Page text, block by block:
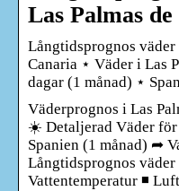
Las Palmas
Långtidsprognos väder
Canaria ⋆ Väder i Las
dagar (1 månad) ⋆
Väderprognos i Las
☀️ Detaljerad Väder för
Spanien (1 månad) ➦
Långtidsprognos väder
Vattentemperatur ◾